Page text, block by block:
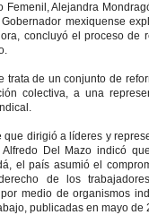
Femenil, Alejandra
mexiquense
concluyó el proceso de
trata de un conjunto de
colectiva, a una
que dirigió a líderes y
Del Mazo indicó
el país asumió el
de los
medio de organismos
publicadas en mayo de